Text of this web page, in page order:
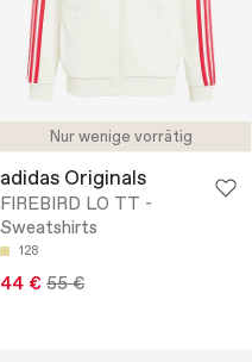
Nur wenige vorrätig
adidas Originals
FIREBIRD LO TT -
Sweatshirts
128
44 € 55 €